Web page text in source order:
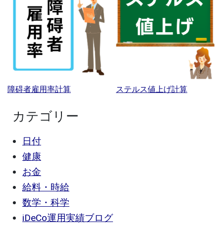
障碍者雇用率計算 ステルス値上げ計算
カテゴリー
日付
健康
お金
給料・時給
数学・科学
iDeCo運用実績ブログ